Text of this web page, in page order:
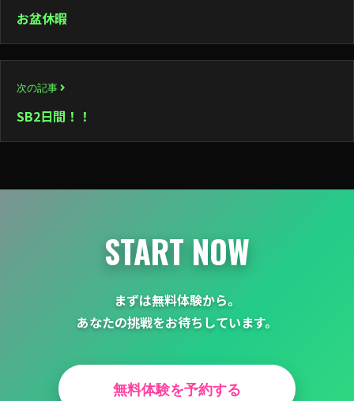
稿
ナ
ビ
ゲ
ー
ョ
お盆休暇
次の記事
SB2日間！！
START NOW
まずは無料体験から。
あなたの挑戦をお待ちしています。
無料体験を予約する